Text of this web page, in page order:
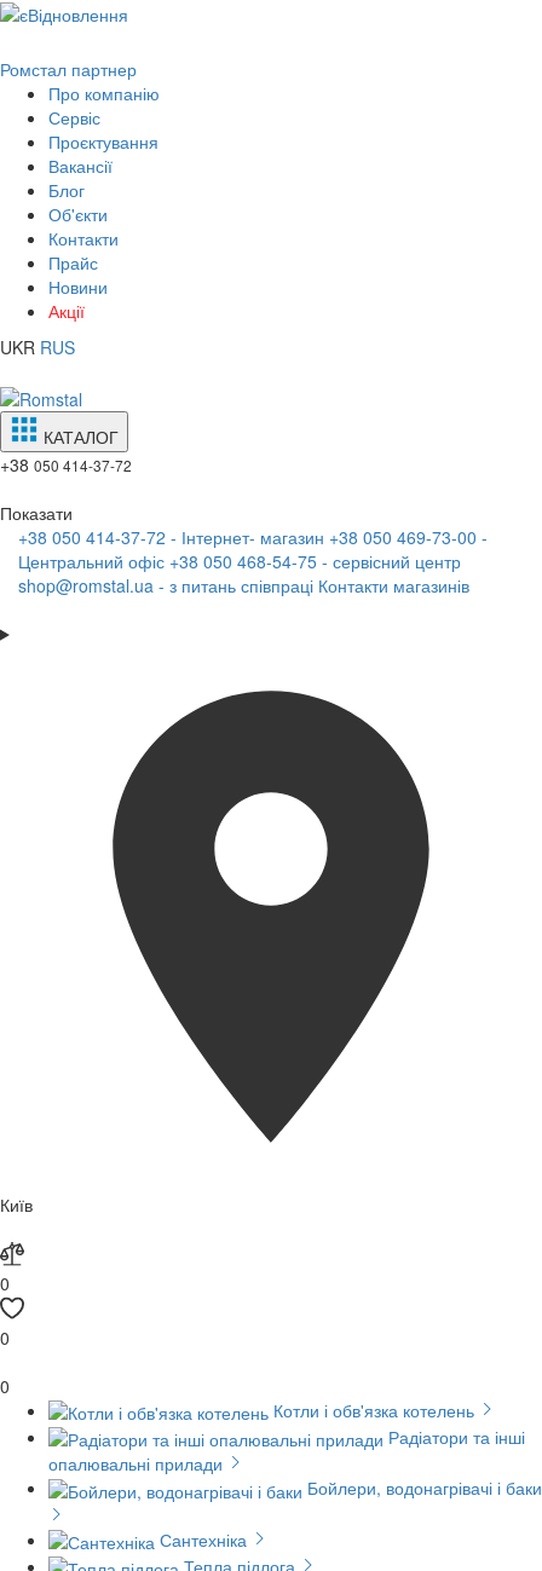
Ромстал партнер
Про компанію
Сервіс
Проєктування
Вакансії
Блог
Об'єкти
Контакти
Прайс
Новини
Акції
UKR RUS
КАТАЛОГ
+38 050 414-37-72
Показати
+38 050 414-37-72 - Інтернет- магазин +38 050 469-73-00 -
Центральний офіс +38 050 468-54-75 - сервісний центр
shop@romstal.ua - з питань співпраці Контакти магазинів
Київ
0
0
0
Котли і обв'язка котелень
Радіатори та інші
опалювальні прилади
Бойлери, водонагрівачі і баки
Сантехніка
Тепла підлога